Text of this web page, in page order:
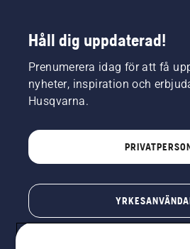
Håll dig uppdaterad!
Prenumerera idag för att få
nyheter, inspiration och
Husqvarna.